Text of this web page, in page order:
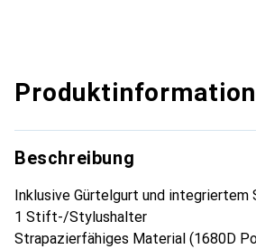
Beschreibung
Inklusive Gürtelgurt und integriertem
1 Stift-/Stylushalter
Strapazierfähiges Material (1680D